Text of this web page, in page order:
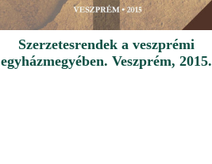
Szerzetesrendek a veszprémi
egyházmegyében. Veszprém, 2015.